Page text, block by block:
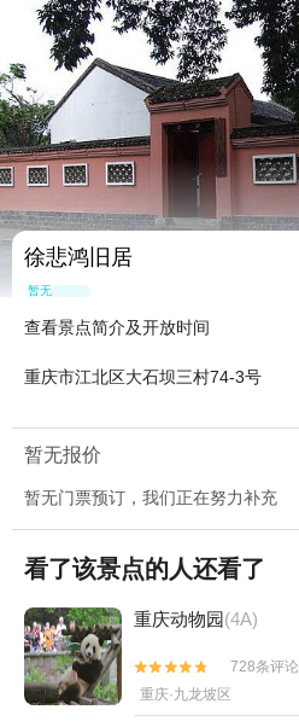
徐悲鸿旧居
暂无点评
查看景点简介及开放时间
重庆市江北区大石坝三村74-3号
暂无报价
暂无门票预订，我们正在努力补充
看了该景点的人还看了
重庆动物园(4A)


728条评论
重庆·九龙坡区